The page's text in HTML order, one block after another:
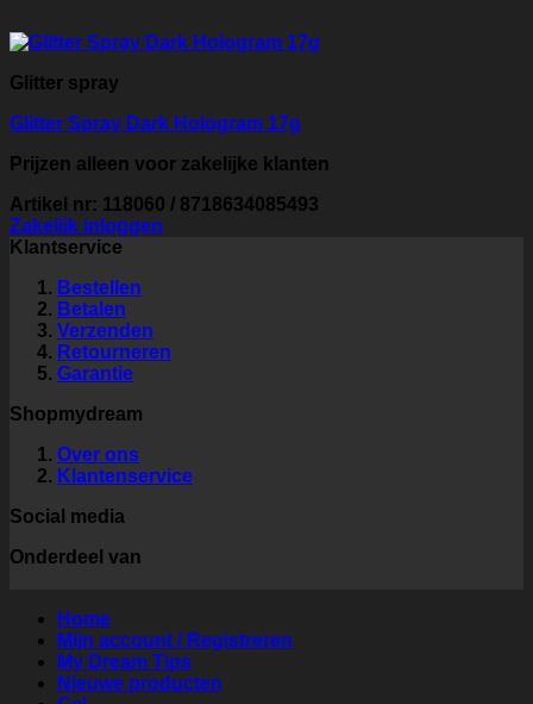
Glitter spray
Glitter Spray Dark Hologram 17g
Prijzen alleen voor zakelijke klanten
Artikel nr: 118060 / 8718634085493
Zakelijk inloggen
Klantservice
Bestellen
Betalen
Verzenden
Retourneren
Garantie
Shopmydream
Over ons
Klantenservice
Social media
Onderdeel van
Home
Mijn account / Registreren
My Dream Tips
Nieuwe producten